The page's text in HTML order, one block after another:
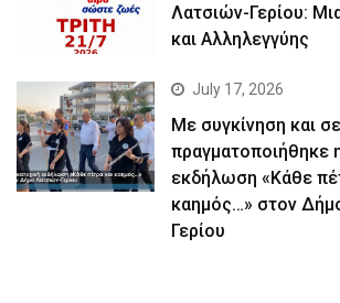
Λατσιών-Γερίου:
και Αλληλεγγύης
July 17, 2026
Με συγκίνηση και
πραγματοποιήθηκε
εκδήλωση «Κάθε
καημός…» στον
Γερίου